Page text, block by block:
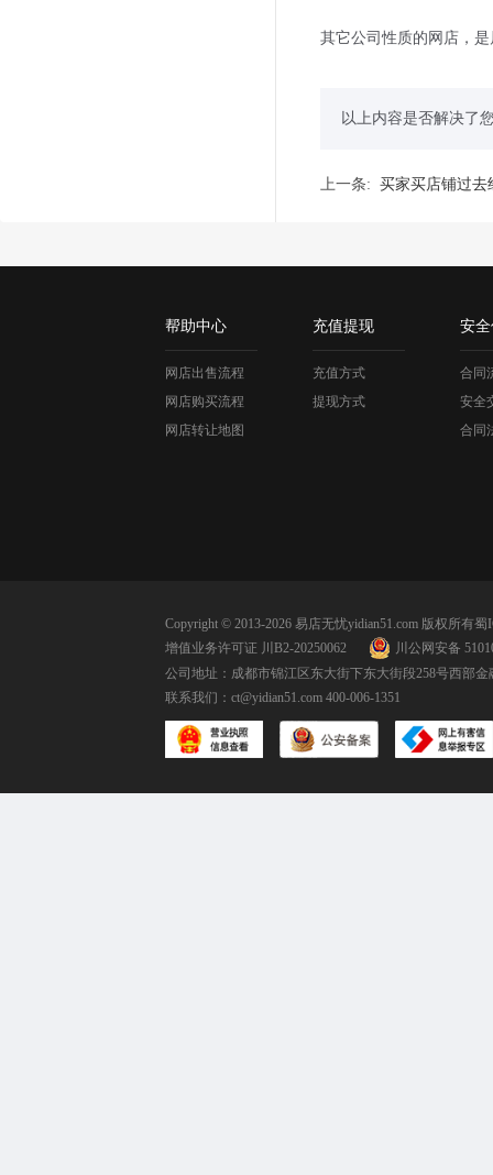
其它公司性质的网店，
以上内容是否解决了
上一条: 买家买店铺过去
帮助中心
网店出售流程
网店购买流程
网店转让地图
充值提现
充值方式
提现方式
安
合同
安全
合同
Copyright © 2013-2026 易店无忧yidian51.com 版权所有蜀
增值业务许可证 川B2-20250062
川公网安备
公司地址：成都市锦江区东大街下东大街段258号西部金
联系我们： ct@yidian51.com 400-006-1351